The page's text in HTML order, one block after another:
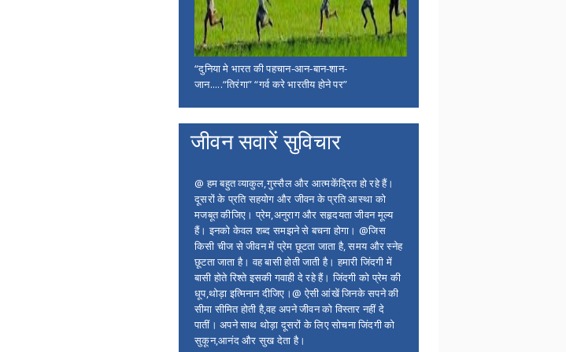
“दुनिया मे भारत की पहचान-आन-बान-शान-
जान.....“तिरंगा” “गर्व करे भारतीय होने पर”
जीवन सवारें सुविचार
@ हम बहुत व्याकुल,गुस्सैल और आत्मकेंद्रित हो रहे हैं।
दूसरों के प्रति सहयोग और जीवन के प्रति आस्था को
मजबूत कीजिए। प्रेम,अनुराग और सहृदयता जीवन मूल्य
हैं। इनको केवल शब्द समझने से बचना होगा। @जिस
किसी चीज से जीवन में प्रेम छूटता जाता है, समय और स्नेह
छूटता जाता है। वह बासी होती जाती है। हमारी जिंदगी में
बासी होते रिश्ते इसकी गवाही दे रहे हैं। जिंदगी को प्रेम की
धूप,थोड़ा इत्मिनान दीजिए।@ ऐसी आंखें जिनके सपने की
सीमा सीमित होती है,वह अपने जीवन को विस्तार नहीं दे
पातीं। अपने साथ थोड़ा दूसरों के लिए सोचना जिंदगी को
सुकून,आनंद और सुख देता है।